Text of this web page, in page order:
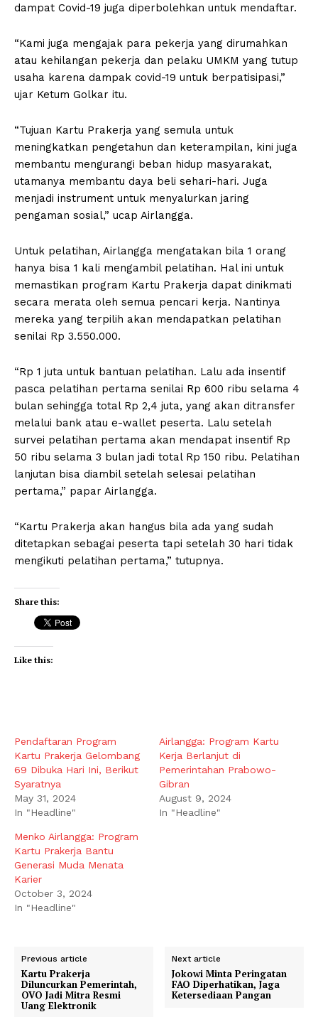
dampat Covid-19 juga diperbolehkan untuk mendaftar.
“Kami juga mengajak para pekerja yang dirumahkan
atau kehilangan pekerja dan pelaku UMKM yang tutup
usaha karena dampak covid-19 untuk berpatisipasi,”
ujar Ketum Golkar itu.
“Tujuan Kartu Prakerja yang semula untuk
meningkatkan pengetahun dan keterampilan, kini juga
membantu mengurangi beban hidup masyarakat,
utamanya membantu daya beli sehari-hari. Juga
menjadi instrument untuk menyalurkan jaring
pengaman sosial,” ucap Airlangga.
Untuk pelatihan, Airlangga mengatakan bila 1 orang
hanya bisa 1 kali mengambil pelatihan. Hal ini untuk
memastikan program Kartu Prakerja dapat dinikmati
secara merata oleh semua pencari kerja. Nantinya
mereka yang terpilih akan mendapatkan pelatihan
senilai Rp 3.550.000.
“Rp 1 juta untuk bantuan pelatihan. Lalu ada insentif
pasca pelatihan pertama senilai Rp 600 ribu selama 4
bulan sehingga total Rp 2,4 juta, yang akan ditransfer
melalui bank atau e-wallet peserta. Lalu setelah
survei pelatihan pertama akan mendapat insentif Rp
50 ribu selama 3 bulan jadi total Rp 150 ribu. Pelatihan
lanjutan bisa diambil setelah selesai pelatihan
pertama,” papar Airlangga.
“Kartu Prakerja akan hangus bila ada yang sudah
ditetapkan sebagai peserta tapi setelah 30 hari tidak
mengikuti pelatihan pertama,” tutupnya.
Share this:
Like this:
Pendaftaran Program
Kartu Prakerja Gelombang
69 Dibuka Hari Ini, Berikut
Syaratnya
May 31, 2024
In "Headline"
Airlangga: Program Kartu
Kerja Berlanjut di
Pemerintahan Prabowo-
Gibran
August 9, 2024
In "Headline"
Menko Airlangga: Program
Kartu Prakerja Bantu
Generasi Muda Menata
Karier
October 3, 2024
In "Headline"
Previous article
Kartu Prakerja
Diluncurkan Pemerintah,
OVO Jadi Mitra Resmi
Uang Elektronik
Next article
Jokowi Minta Peringatan
FAO Diperhatikan, Jaga
Ketersediaan Pangan